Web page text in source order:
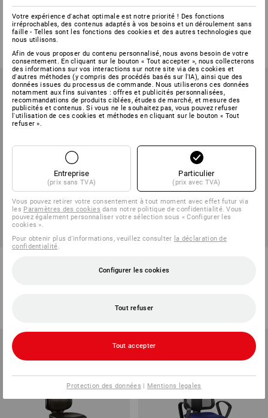
Chaises de travail rotatives
modèles
à p. de € 118,46
Siège assis debout
1 variante
à p. de € 140,24
de bureau sol dur
(TTC)
Votre expérience d'achat optimale est notre priorité ! Des fonctions
irréprochables, des contenus adaptés à vos besoins et un déroulement sans
faille - Telles sont les fonctions des cookies et des autres technologies que
nous utilisons.
Afin de vous proposer du contenu personnalisé, nous avons besoin de votre
consentement. En cliquant sur le bouton « Tout accepter », nous collecterons
des informations sur vos interactions sur notre site via des cookies et
d'autres méthodes (y compris des procédés basés sur l'IA), ainsi que des
données issues du processus de commande. Nous utiliserons ces données
notamment aux fins suivantes : offres et publicités personnalisées,
recommandations de produits ciblées, études de marché, et mesure des
publicités et contenus. Si vous ne le souhaitez pas, vous pouvez refuser
l'utilisation de ces cookies et méthodes en cliquant sur le bouton « Tout
refuser ».
Entreprise
(prix sans TVA)
Particulier
(prix avec TVA)
Vous pouvez retirer votre consentement à tout moment avec effet futur via
les Paramètres des cookies dans notre politique de confidentialité. Vous
pouvez également personnaliser votre sélection sous « Configurer les
cookies ».
Pour obtenir plus d'informations, veuillez consulter la déclaration de
confidentialité
Configurer les cookies
Tout refuser
Tout accepter
Protection des données | Mentions legales